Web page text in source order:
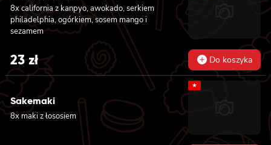
8x california z kanpyo, awokado, serkiem
philadelphia, ogórkiem, sosem mango i
sezamem
23zł Do koszyka
Sakemaki
8x maki z łososiem
★